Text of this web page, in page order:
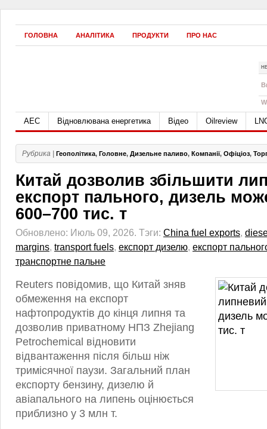
ГОЛОВНА АНАЛІТИКА ПРОДУКТИ ПРО НАС
АЕС Відновлювана енергетика Відео Oilreview
Рубрика | Геополітика, Головне, Дизельне паливо, Компанії, Офіціоз,
Китай дозволив збільшити
експорт пального, дизель
600–700 тис. т
Обновлено: Июль 09, 2026. Тэги: China fuel exports,
margins, transport fuels, експорт дизелю, експорт
транспортне пальне
Reuters повідомив, що Китай зняв
обмеження на експорт
нафтопродуктів до кінця липня та
дозволив приватному НПЗ Zhejiang
Petrochemical відновити
відвантаження після більш ніж
тримісячної паузи. Загальний план
експорту бензину, дизелю й
авіапального на липень оцінюється
приблизно у 3 млн т.